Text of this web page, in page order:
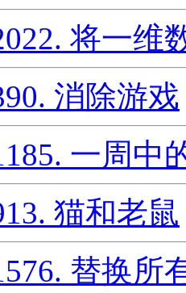
将一维
消除游戏
一周中
猫和老鼠
替换所